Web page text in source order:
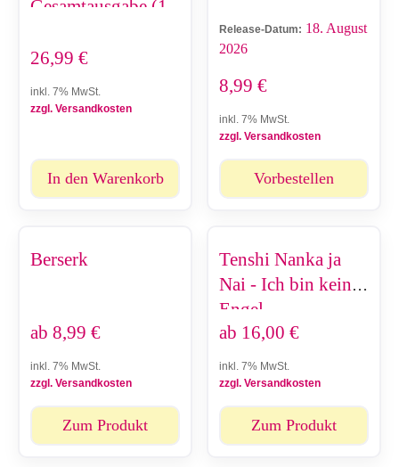
Gesamtausgabe (1-
26,99 €
inkl. 7% MwSt.
zzgl. Versandkosten
In den Warenkorb
Release-Datum: 18. August
2026
8,99 €
inkl. 7% MwSt.
zzgl. Versandkosten
Vorbestellen
Berserk
ab 8,99 €
inkl. 7% MwSt.
zzgl. Versandkosten
Zum Produkt
Tenshi Nanka ja
Nai - Ich bin kein
Engel
ab 16,00 €
inkl. 7% MwSt.
zzgl. Versandkosten
Zum Produkt